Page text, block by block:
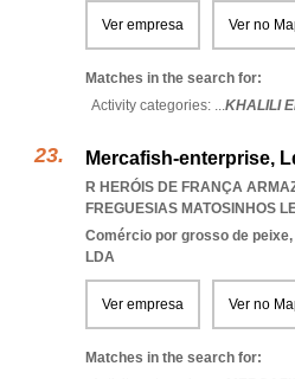
Ver empresa Ver no
Matches in the search for:
Activity categories: ...KHALILI
Mercafish-enterprise,
R HERÓIS DE FRANÇA
FREGUESIAS MATOSINHOS
Comércio por grosso de
LDA
Ver empresa Ver no
Matches in the search for: